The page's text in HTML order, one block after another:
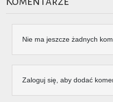
Nie ma jeszcze żadnych
Zaloguj się, aby dodać